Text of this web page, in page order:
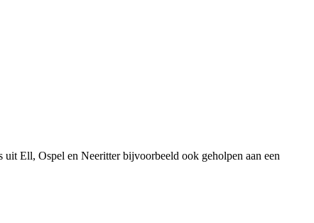
Ell, Ospel en Neeritter bijvoorbeeld ook geholpen aan een